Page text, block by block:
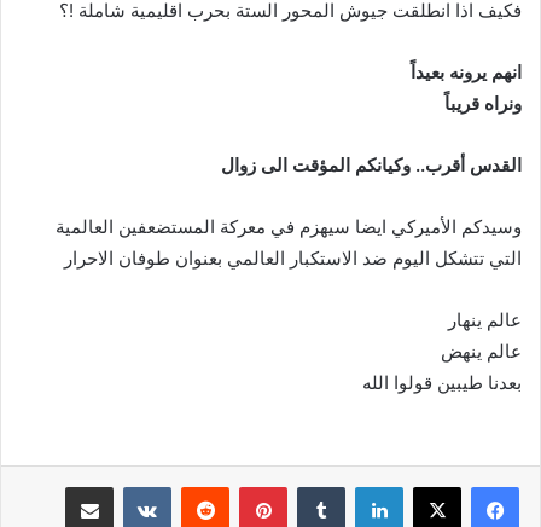
فكيف اذا انطلقت جيوش المحور الستة بحرب اقليمية شاملة !؟
انهم يرونه بعيداً
ونراه قريباً
القدس أقرب.. وكيانكم المؤقت الى زوال
وسيدكم الأميركي ايضا سيهزم في معركة المستضعفين العالمية
التي تتشكل اليوم ضد الاستكبار العالمي بعنوان طوفان الاحرار
عالم ينهار
عالم ينهض
بعدنا طيبين قولوا الله
لينكدإن بينتيريست مشاركة عبر البريد